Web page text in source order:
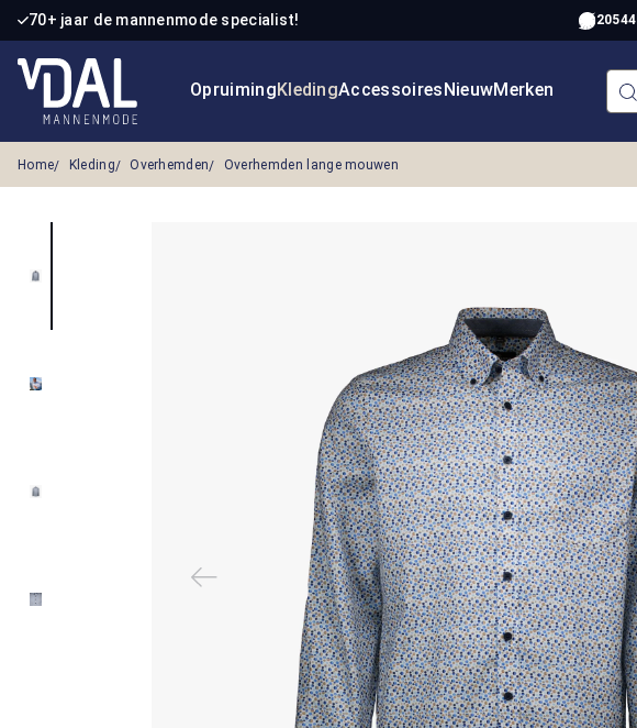
de hoofdinhoud
Ga naar de zoekopdracht
Ga naar de hoofdnavigatie
70+ jaar de mannenmode specialist! 20544
OpruimingKledingAccessoiresNieuwMerken
Home Kleding Overhemden Overhemden lange mouwen